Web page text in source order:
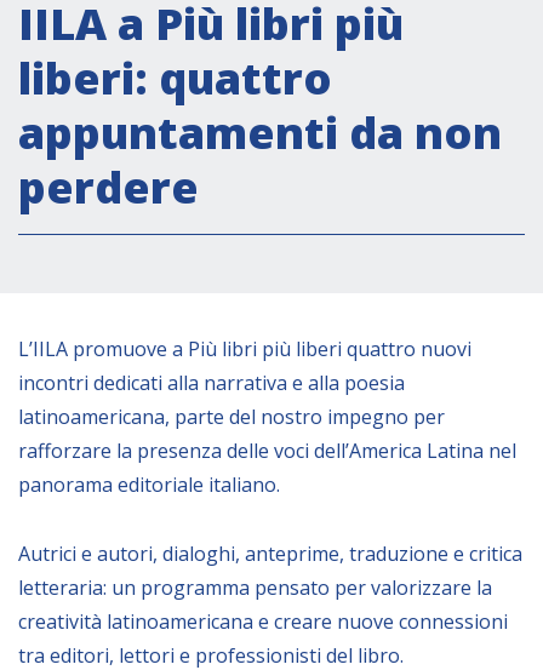
Segreteria Culturale
Segreteria Socio-economica
Segreteria Tecnico scientifica
Forum PMI
Partnership
COOPERAZIONE
Empowerment socio- economico
Giustizia e Sicurezza
EUROsociAL
IILA a Più libri più
liberi: quattro
appuntamenti da non
perdere
L’IILA promuove a Più libri più liberi quattro nuovi
incontri dedicati alla narrativa e alla poesia
latinoamericana, parte del nostro impegno per
rafforzare la presenza delle voci dell’America Latina nel
panorama editoriale italiano.
Autrici e autori, dialoghi, anteprime, traduzione e critica
letteraria: un programma pensato per valorizzare la
creatività latinoamericana e creare nuove connessioni
tra editori, lettori e professionisti del libro.